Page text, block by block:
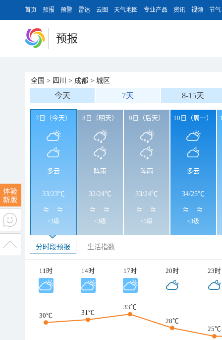
首页 预报 预警 雷达 云图 天气地图 专业产品 资讯 视频 节气
预报
全国 > 四川 > 成都 > 城区
今天 7天 8-15天
7日（今天）
多云
33/23℃
<3级
8日（明天）
阵雨
32/24℃
<3级
9日（后天）
阵雨
33/24℃
<3级
10日（周一）
多云
34/25℃
<3级
分时段预报 生活指数
11时 14时 17时 20时 23时
30℃ 31℃
33℃
28℃
25℃